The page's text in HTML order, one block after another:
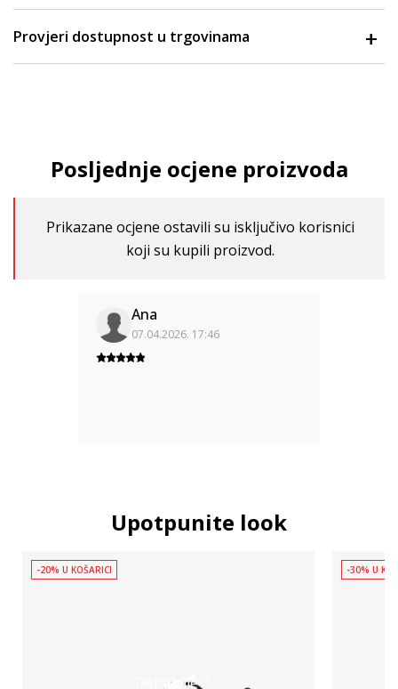
Provjeri dostupnost u trgovinama
Posljednje ocjene proizvoda
Prikazane ocjene ostavili su isključivo korisnici
koji su kupili proizvod.
Ana
07.04.2026. 17:46
Upotpunite look
Detaljnije
-20% U KOŠARICI -30% U